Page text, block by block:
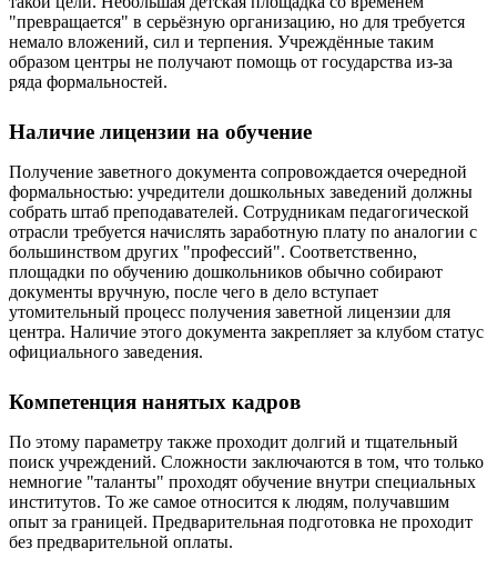
"превращается" в серьёзную организацию, но для требуется
немало вложений, сил и терпения. Учреждённые таким
образом центры не получают помощь от государства из-за
ряда формальностей.
Наличие лицензии на обучение
Получение заветного документа сопровождается очередной
формальностью: учредители дошкольных заведений должны
собрать штаб преподавателей. Сотрудникам педагогической
отрасли требуется начислять заработную плату по аналогии с
большинством других "профессий". Соответственно,
площадки по обучению дошкольников обычно собирают
документы вручную, после чего в дело вступает
утомительный процесс получения заветной лицензии для
центра. Наличие этого документа закрепляет за клубом статус
официального заведения.
Компетенция нанятых кадров
По этому параметру также проходит долгий и тщательный
поиск учреждений. Сложности заключаются в том, что только
немногие "таланты" проходят обучение внутри специальных
институтов. То же самое относится к людям, получавшим
опыт за границей. Предварительная подготовка не проходит
без предварительной оплаты.